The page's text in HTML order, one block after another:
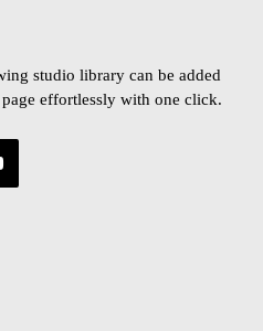
studio library can be added
effortlessly with one click.